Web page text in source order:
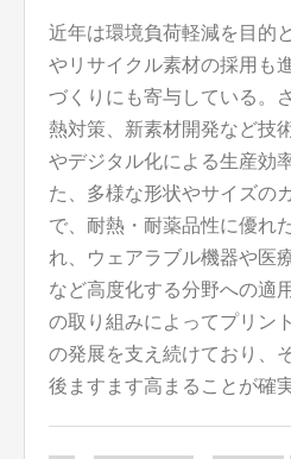
近年は環境負荷軽減を目的
やリサイクル素材の採用も
づくりにも寄与している。
熱対策、新素材開発など技
やデジタル化による生産効
た、多様な形状やサイズの
で、耐熱・耐薬品性に優れ
れ、ウェアラブル機器や医
など高度化する分野への適
の取り組みによってプリン
の発展を支え続けており、
後ますます高まることが確